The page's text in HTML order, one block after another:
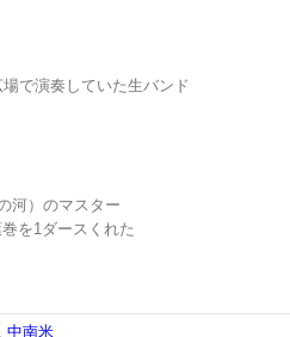
で演奏していた生バンド
河）のマスター
を1ダースくれた
中南米